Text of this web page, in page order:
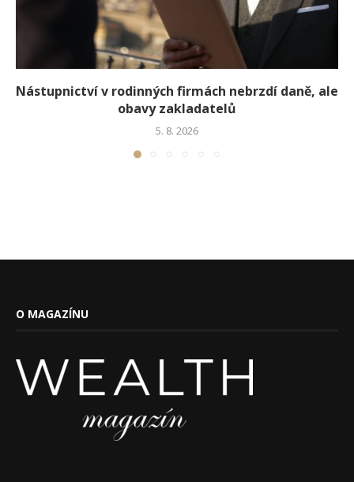
Nástupnictví v rodinných firmách nebrzdí daně, ale
obavy zakladatelů
5. 8. 2026
O MAGAZÍNU